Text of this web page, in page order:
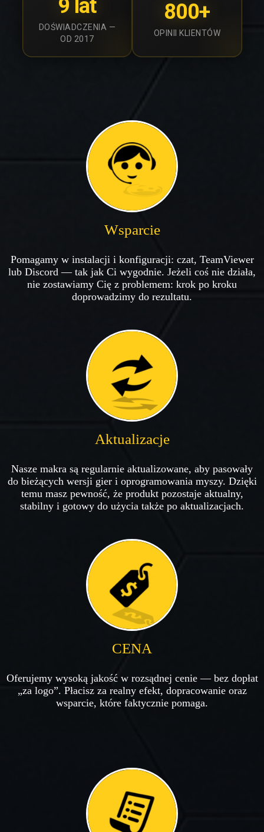
9 lat
DOŚWIADCZENIA —
OD 2017
800+
OPINII KLIENTÓW
Wsparcie
Pomagamy w instalacji i konfiguracji: czat, TeamViewer
lub Discord — tak jak Ci wygodnie. Jeżeli coś nie działa,
nie zostawiamy Cię z problemem: krok po kroku
doprowadzimy do rezultatu.
Aktualizacje
Nasze makra są regularnie aktualizowane, aby pasowały
do bieżących wersji gier i oprogramowania myszy. Dzięki
temu masz pewność, że produkt pozostaje aktualny,
stabilny i gotowy do użycia także po aktualizacjach.
CENA
Oferujemy wysoką jakość w rozsądnej cenie — bez dopłat
„za logo”. Płacisz za realny efekt, dopracowanie oraz
wsparcie, które faktycznie pomaga.